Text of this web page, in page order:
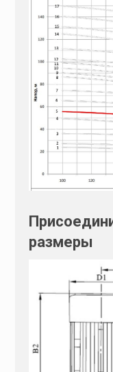
размеры